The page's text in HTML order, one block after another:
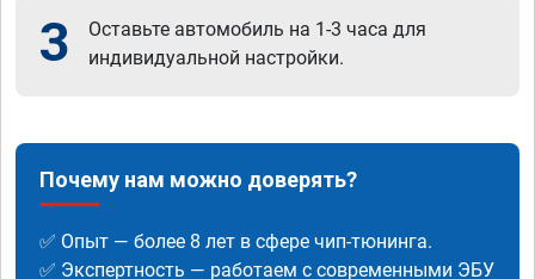
3
Оставьте автомобиль на 1-3 часа для
индивидуальной настройки.
Почему нам можно доверять?
✅ Опыт — более 8 лет в сфере чип-тюнинга.
✅ Экспертность — работаем с современными ЭБУ